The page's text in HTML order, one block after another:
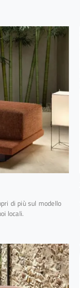
di più sul modello
locali.